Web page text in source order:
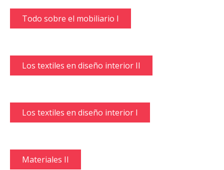
Todo sobre el mobiliario I
Los textiles en diseño interior II
Los textiles en diseño interior I
Materiales II